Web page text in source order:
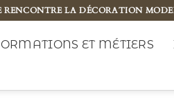
LA DÉCORATION
ET MÉTIERS